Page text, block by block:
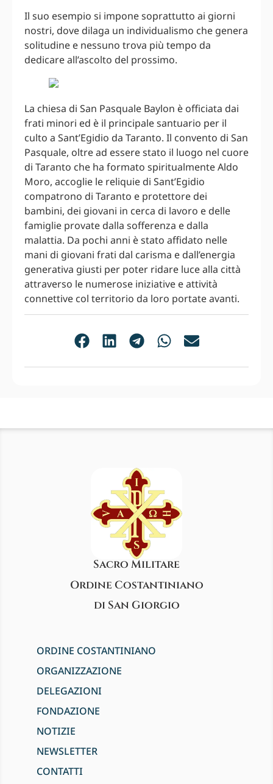
Il suo esempio si impone soprattutto ai giorni
nostri, dove dilaga un individualismo che genera
solitudine e nessuno trova più tempo da
dedicare all’ascolto del prossimo.
La chiesa di San Pasquale Baylon è officiata dai
frati minori ed è il principale santuario per il
culto a Sant’Egidio da Taranto. Il convento di San
Pasquale, oltre ad essere stato il luogo nel cuore
di Taranto che ha formato spiritualmente Aldo
Moro, accoglie le reliquie di Sant’Egidio
compatrono di Taranto e protettore dei
bambini, dei giovani in cerca di lavoro e delle
famiglie provate dalla sofferenza e dalla
malattia. Da pochi anni è stato affidato nelle
mani di giovani frati dal carisma e dall’energia
generativa giusti per poter ridare luce alla città
attraverso le numerose iniziative e attività
connettive col territorio da loro portate avanti.
Sacro Militare
Ordine Costantiniano
di San Giorgio
ORDINE COSTANTINIANO
ORGANIZZAZIONE
DELEGAZIONI
FONDAZIONE
NOTIZIE
NEWSLETTER
CONTATTI